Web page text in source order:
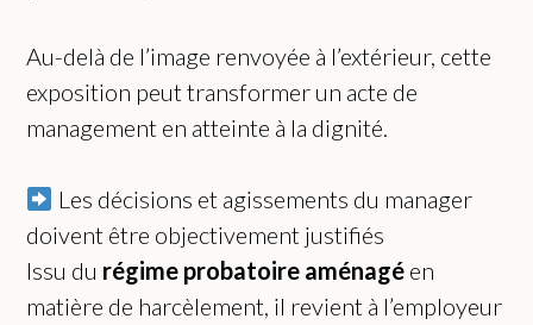
Au-delà de l’image renvoyée à l’extérieur, cette
exposition peut transformer un acte de
management en atteinte à la dignité.
Les décisions et agissements du manager
doivent être objectivement justifiés
Issu du régime probatoire aménagé en
matière de harcèlement, il revient à l’employeur